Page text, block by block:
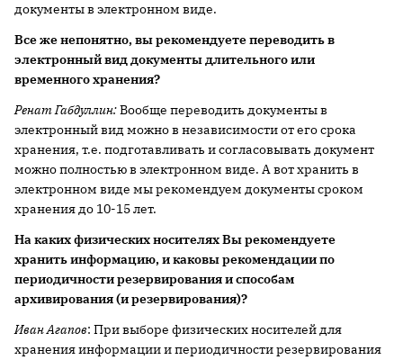
документы в электронном виде.
Все же непонятно, вы рекомендуете переводить в
электронный вид документы длительного или
временного хранения?
Ренат Габдуллин:Вообще переводить документы в
электронный вид можно в независимости от его срока
хранения, т.е. подготавливать и согласовывать документ
можно полностью в электронном виде. А вот хранить в
электронном виде мы рекомендуем документы сроком
хранения до 10-15 лет.
На каких физических носителях Вы рекомендуете
хранить информацию, и каковы рекомендации по
периодичности резервирования и способам
архивирования (и резервирования)?
Иван Агапов: При выборе физических носителей для
хранения информации и периодичности резервирования